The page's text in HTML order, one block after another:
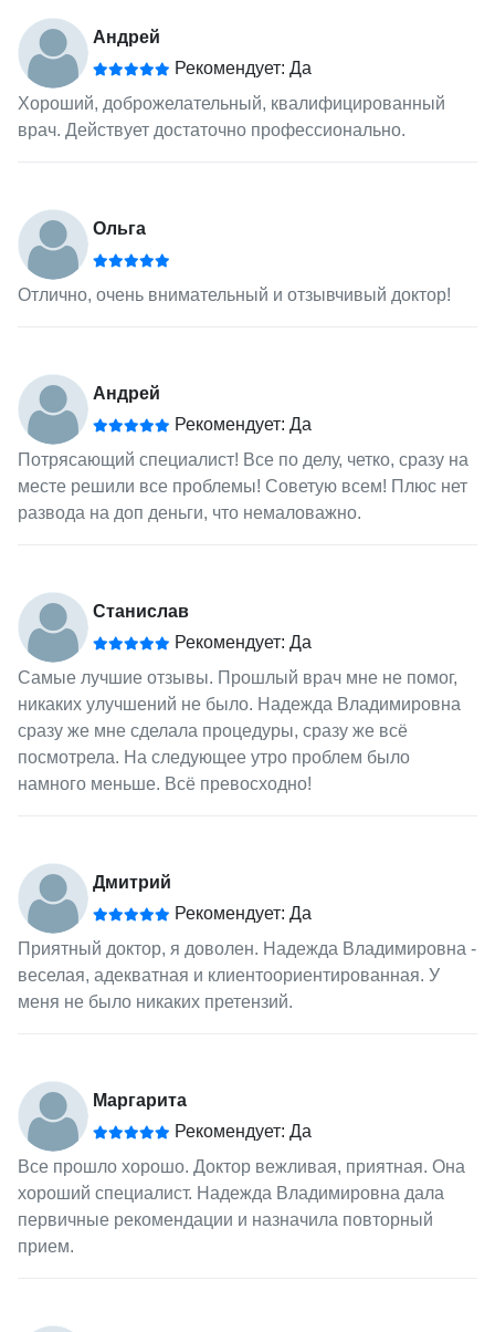
Андрей
Рекомендует: Да
Хороший, доброжелательный, квалифицированный
врач. Действует достаточно профессионально.
Ольга
Отлично, очень внимательный и отзывчивый доктор!
Андрей
Рекомендует: Да
Потрясающий специалист! Все по делу, четко, сразу на
месте решили все проблемы! Советую всем! Плюс нет
развода на доп деньги, что немаловажно.
Станислав
Рекомендует: Да
Самые лучшие отзывы. Прошлый врач мне не помог,
никаких улучшений не было. Надежда Владимировна
сразу же мне сделала процедуры, сразу же всё
посмотрела. На следующее утро проблем было
намного меньше. Всё превосходно!
Дмитрий
Рекомендует: Да
Приятный доктор, я доволен. Надежда Владимировна -
веселая, адекватная и клиентоориентированная. У
меня не было никаких претензий.
Маргарита
Рекомендует: Да
Все прошло хорошо. Доктор вежливая, приятная. Она
хороший специалист. Надежда Владимировна дала
первичные рекомендации и назначила повторный
прием.